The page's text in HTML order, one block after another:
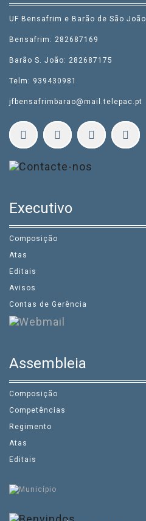
UF Bensafrim e Barão de São João
Bensafrim: 282687169
Barão S. João: 282687175
Telm: 939430981
jfbensafrimbarao@mail.telepac.pt
Executivo
Composição
Atas
Editais
Avisos
Contas de Gerência
Assembleia
Composição
Competências
Regimento
Atas
Editais